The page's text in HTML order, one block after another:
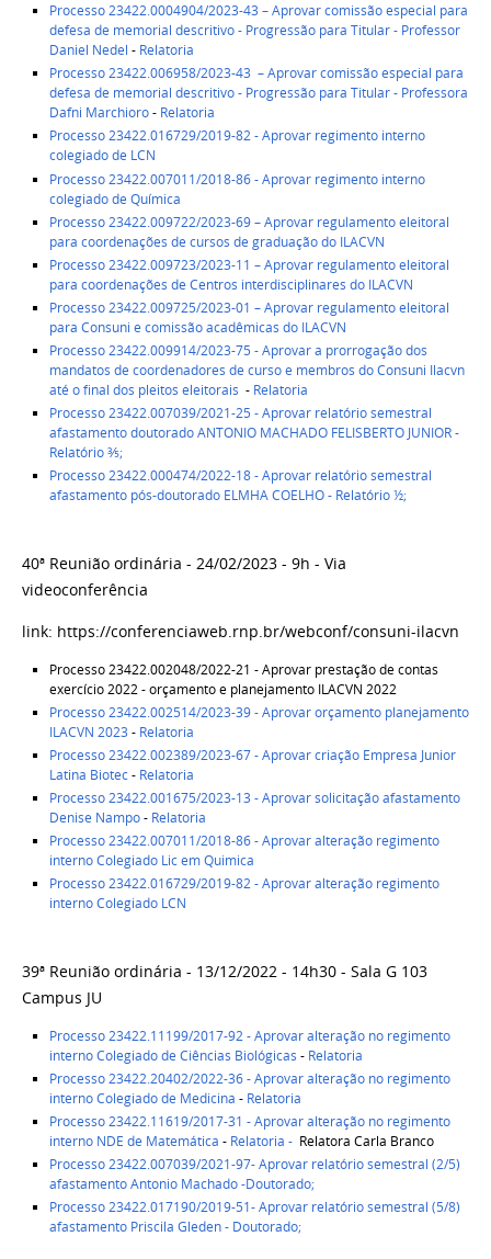
Processo 23422.0004904/2023-43 – Aprovar comissão especial para
defesa de memorial descritivo - Progressão para Titular - Professor
Daniel Nedel - Relatoria
Processo23422.006958/2023-43 – Aprovar comissão especial para
defesa de memorial descritivo - Progressão para Titular - Professora
Dafni Marchioro- Relatoria
Processo 23422.016729/2019-82- Aprovar regimento interno
colegiado de LCN
Processo 23422.007011/2018-86- Aprovar regimento interno
colegiado de Química
Processo 23422.009722/2023-69– Aprovar regulamento eleitoral
para coordenações de cursos de graduação do ILACVN
Processo 23422.009723/2023-11 – Aprovar regulamento eleitoral
para coordenações de Centros interdisciplinares do ILACVN
Processo 23422.009725/2023-01 – Aprovar regulamento eleitoral
para Consuni e comissão acadêmicas do ILACVN
Processo 23422.009914/2023-75 - Aprovar a prorrogação dos
mandatos de coordenadores de curso e membros do Consuni Ilacvn
até o final dos pleitos eleitorais - Relatoria
Processo 23422.007039/2021-25- Aprovar relatório semestral
afastamento doutorado ANTONIO MACHADO FELISBERTO JUNIOR -
Relatório ⅗;
Processo 23422.000474/2022-18- Aprovar relatório semestral
afastamento pós-doutorado ELMHA COELHO - Relatório ½;
40ª Reunião ordinária - 24/02/2023 - 9h - Via
videoconferência
link: https://conferenciaweb.rnp.br/webconf/consuni-ilacvn
Processo 23422.002048/2022-21 - Aprovar prestação de contas
exercício 2022 - orçamento e planejamento ILACVN 2022
Processo 23422.002514/2023-39 - Aprovar orçamento planejamento
ILACVN 2023 - Relatoria
Processo 23422.002389/2023-67 - Aprovar criação Empresa Junior
Latina Biotec-Relatoria
Processo 23422.001675/2023-13 - Aprovar solicitação afastamento
Denise Nampo-Relatoria
Processo 23422.007011/2018-86 - Aprovar alteração regimento
interno Colegiado Lic em Quimica
Processo 23422.016729/2019-82 - Aprovar alteração regimento
interno Colegiado LCN
39ª Reunião ordinária - 13/12/2022 - 14h30 - Sala G 103
Campus JU
Processo 23422.11199/2017-92 - Aprovar alteração no regimento
interno Colegiado de Ciências Biológicas - Relatoria
Processo 23422.20402/2022-36 - Aprovar alteração no regimento
interno Colegiado de Medicina -Relatoria
Processo 23422.11619/2017-31 - Aprovar alteração no regimento
interno NDE de Matemática - Relatoria -Relatora Carla Branco
Processo 23422.007039/2021-97- Aprovar relatório semestral (2/5)
afastamento Antonio Machado -Doutorado;
Processo 23422.017190/2019-51- Aprovar relatório semestral (5/8)
afastamento Priscila Gleden - Doutorado;